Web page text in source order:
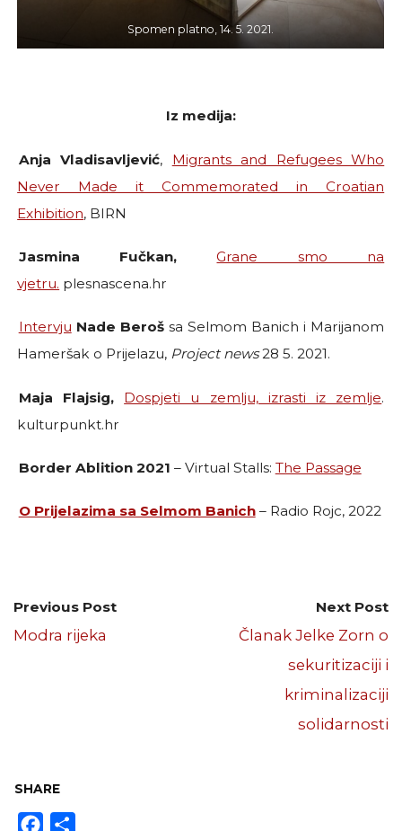
Spomen platno, 14. 5. 2021.
Iz medija:
Anja Vladisavljević, Migrants and Refugees Who
Never Made it Commemorated in Croatian
Exhibition, BIRN
Jasmina Fučkan,
Grane smo na
vjetru. plesnascena.hr
Intervju Nade Beroš sa Selmom Banich i Marijanom
Hameršak o Prijelazu, Project news28 5. 2021.
Maja Flajsig, Dospjeti u zemlju, izrasti iz zemlje.
kulturpunkt.hr
Border Ablition 2021 – Virtual Stalls: The Passage
O Prijelazima sa Selmom Banich– Radio Rojc, 2022
Previous Post
Modra rijeka
Next Post
Članak Jelke Zorn o
sekuritizaciji i
kriminalizaciji
solidarnosti
SHARE
Facebook